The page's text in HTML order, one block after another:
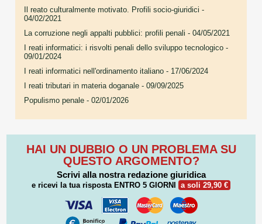
Il reato culturalmente motivato. Profili socio-giuridici -
04/02/2021
La corruzione negli appalti pubblici: profili penali - 04/05/2021
I reati informatici: i risvolti penali dello sviluppo tecnologico -
09/01/2024
I reati informatici nell'ordinamento italiano - 17/06/2024
I reati tributari in materia doganale - 09/09/2025
Populismo penale - 02/01/2026
HAI UN DUBBIO O UN PROBLEMA SU
QUESTO ARGOMENTO?
Scrivi alla nostra redazione giuridica
e ricevi la tua risposta ENTRO 5 GIORNI a soli 29,90 €